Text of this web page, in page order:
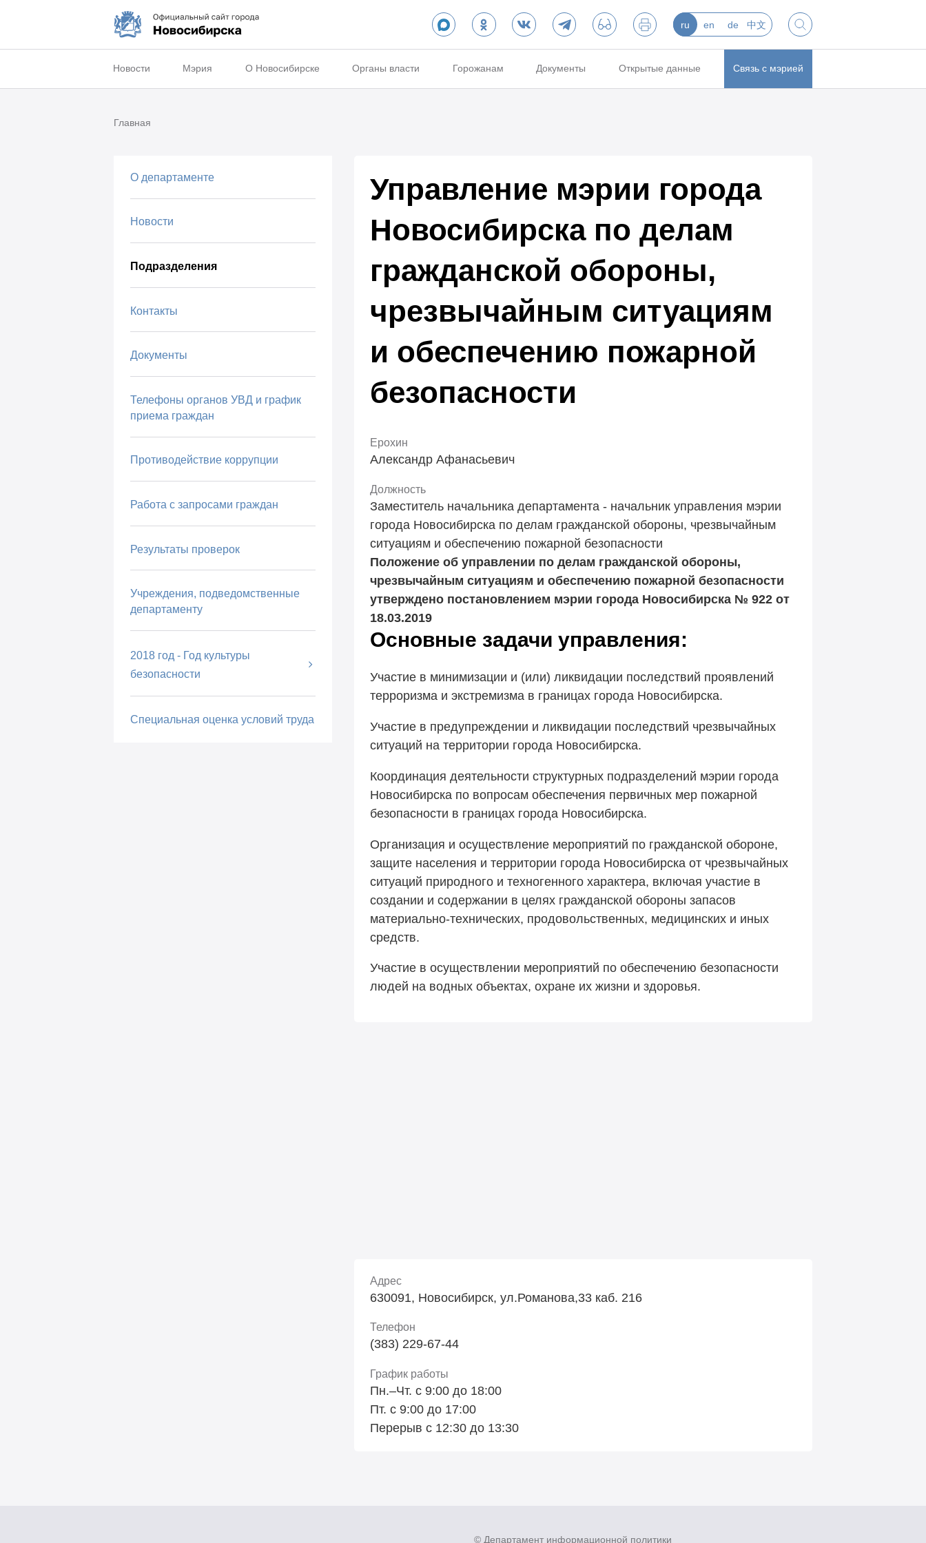
ru en de 中文
Новости Мэрия О Новосибирске Органы власти Горожанам Документы Открытые данные Связь с мэрией
Главная
О департаменте
Новости
Подразделения
Контакты
Документы
Телефоны органов УВД и график
приема граждан
Противодействие коррупции
Работа с запросами граждан
Результаты проверок
Учреждения, подведомственные
департаменту
2018 год - Год культуры
безопасности
Специальная оценка условий труда
Управление мэрии города
Новосибирска по делам
гражданской обороны,
чрезвычайным ситуациям
и обеспечению пожарной
безопасности
Ерохин
Александр Афанасьевич
Должность
Заместитель начальника департамента - начальник управления мэрии
города Новосибирска по делам гражданской обороны, чрезвычайным
ситуациям и обеспечению пожарной безопасности
Положение об управлении по делам гражданской обороны,
чрезвычайным ситуациям и обеспечению пожарной безопасности
утверждено постановлением мэрии города Новосибирска № 922 от
18.03.2019
Основные задачи управления:
Участие в минимизации и (или) ликвидации последствий проявлений
терроризма и экстремизма в границах города Новосибирска.
Участие в предупреждении и ликвидации последствий чрезвычайных
ситуаций на территории города Новосибирска.
Координация деятельности структурных подразделений мэрии города
Новосибирска по вопросам обеспечения первичных мер пожарной
безопасности в границах города Новосибирска.
Организация и осуществление мероприятий по гражданской обороне,
защите населения и территории города Новосибирска от чрезвычайных
ситуаций природного и техногенного характера, включая участие в
создании и содержании в целях гражданской обороны запасов
материально-технических, продовольственных, медицинских и иных
средств.
Участие в осуществлении мероприятий по обеспечению безопасности
людей на водных объектах, охране их жизни и здоровья.
Адрес
630091, Новосибирск, ул.Романова,33 каб. 216
Телефон
(383) 229-67-44
График работы
Пн.–Чт. с 9:00 до 18:00
Пт. с 9:00 до 17:00
Перерыв с 12:30 до 13:30
© Департамент информационной политики